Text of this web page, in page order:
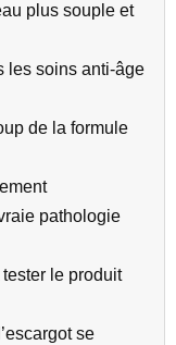
plus souple et
les soins anti-âge
de la formule
pathologie
le produit
se